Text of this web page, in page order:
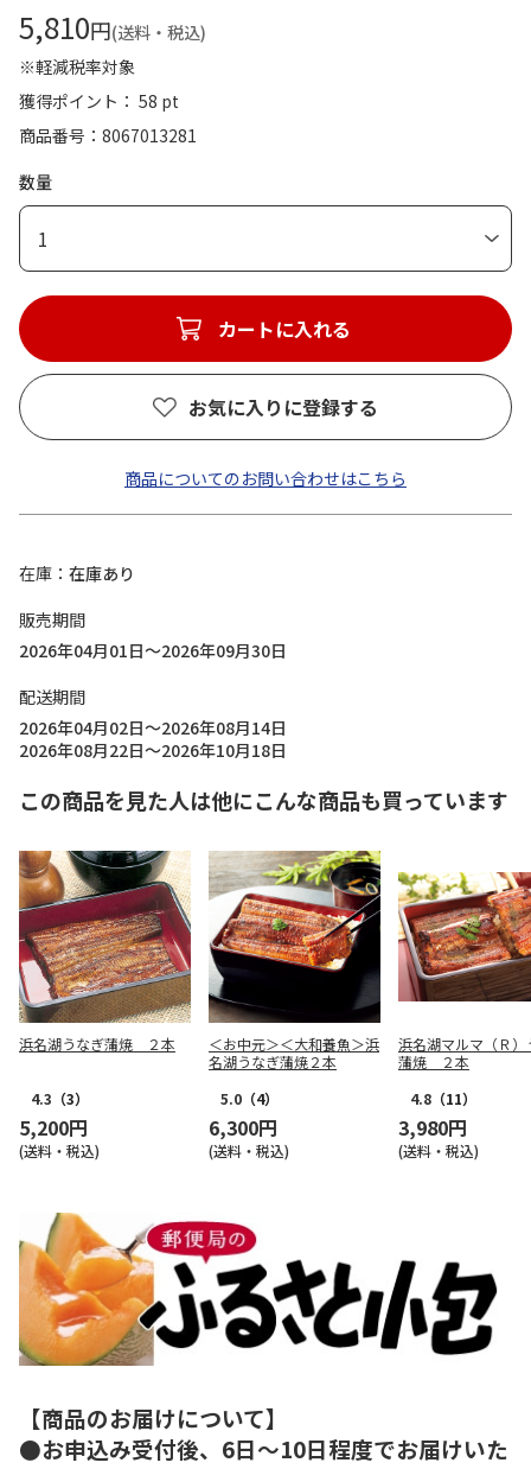
5,810円(送料・税込)
※軽減税率対象
獲得ポイント： 58 pt
商品番号
8067013281
数量
1
カートに入れる
お気に入りに登録する
商品についてのお問い合わせはこちら
在庫
在庫あり
販売期間
2026年04月01日～2026年09月30日
配送期間
2026年04月02日～2026年08月14日
2026年08月22日～2026年10月18日
この商品を見た人は他にこんな商品も買っています
浜名湖うなぎ蒲焼 ２本
4.3 （3）
5,200円
(送料・税込)
＜お中元＞＜大和養魚＞浜
名湖うなぎ蒲焼２本
5.0 （4）
6,300円
(送料・税込)
浜名湖マルマ（Ｒ）
蒲焼 ２本
4.8 （11）
3,980円
(送料・税込)
【商品のお届けについて】
●お申込み受付後、6日～10日程度でお届けいた